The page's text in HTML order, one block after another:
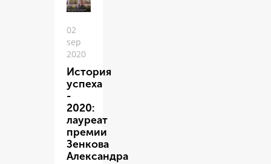
02
sep
2020
История
успеха
-
2020:
лауреат
премии
Зенкова
Александра